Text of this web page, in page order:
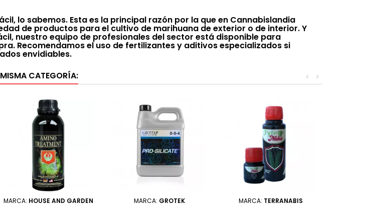
lo sabemos. Esta es la principal razón por la que en Cannabislandia
de productos para el cultivo de marihuana de exterior o de interior. Y
nuestro equipo de profesionales del sector está disponible para
Recomendamos el uso de fertilizantes y aditivos especializados si
envidiables.
CATEGORÍA:
>
<
MARCA: HOUSE AND GARDEN MARCA: GROTEK MARCA: TERRANABIS